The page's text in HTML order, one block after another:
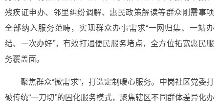
残疾证申办、邻里纠纷调解、惠民政策解读等群众刚需事项
全部纳入服务范畴，实现群众办事需求“一网归集、一站办
结、一次办好”，有效打通便民服务堵点，全方位拓宽惠民服
务覆盖面。
聚焦群众“微需求”，打造定制暖心服务。 中岗社区党委打
破传统“一刀切”的固化服务模式，聚焦辖区不同群体差异化办